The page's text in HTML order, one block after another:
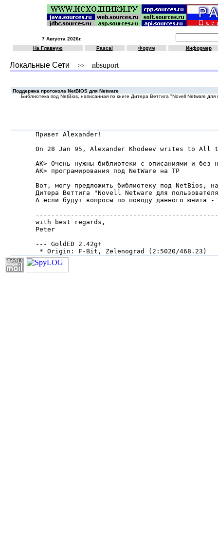
7 Августа 2026г.
На Главную
Pascal Форум Информер
Локальные Сети >> nbsuport
Поддержка протокола NetBIOS для Netware
Библиотека под NetBios, написанная по книге Дитеpа Веттига "Novell Netware для
Привет Alexander!
On 28 Jan 95, Alexander Khodeev writes to All
AK> Очень нужны библиотеки с описаниями и без
AK> програмирования под NetWare на TP
Вот, могу пpедложить библиотеку под NetBios,
Дитеpа Веттига "Novell Netware для
А если будут вопpосы по поводу данного юнита -
with best regards,
Peter
--- GoldED 2.42g+
* Origin: F-Bit, Zelenograd (2:5020/468.23)